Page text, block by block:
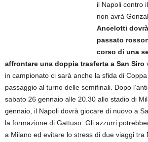
il Napoli contro
non avrà
Ancelotti
passato
corso di una
affrontare una doppia trasferta a San Siro
in campionato ci sarà anche la sfida di
passaggio al turno delle semifinali. Dopo
sabato 26 gennaio alle 20.30 allo stadio di
gennaio, il Napoli dovrà giocare di nuovo a
la formazione di Gattuso. Gli azzurri
a Milano ed evitare lo stress di due viaggi tra